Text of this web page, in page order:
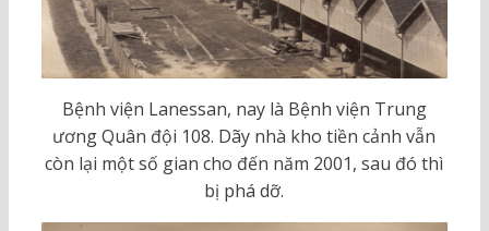
Bệnh viện Lanessan, nay là Bệnh viện Trung
ương Quân đội 108. Dãy nhà kho tiền cảnh vẫn
còn lại một số gian cho đến năm 2001, sau đó thì
bị phá dỡ.